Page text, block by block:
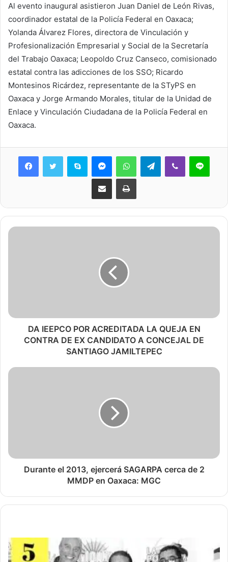
Al evento inaugural asistieron Juan Daniel de León Rivas,
coordinador estatal de la Policía Federal en Oaxaca;
Yolanda Álvarez Flores, directora de Vinculación y
Profesionalización Empresarial y Social de la Secretaría
del Trabajo Oaxaca; Leopoldo Cruz Canseco, comisionado
estatal contra las adicciones de los SSO; Ricardo
Montesinos Ricárdez, representante de la STyPS en
Oaxaca y Jorge Armando Morales, titular de la Unidad de
Enlace y Vinculación Ciudadana de la Policía Federal en
Oaxaca.
Skype MessengerWhatsAppTelegramViber Line
Share via Email Print
DA IEEPCO POR ACREDITADA LA QUEJA EN
CONTRA DE EX CANDIDATO A CONCEJAL DE
SANTIAGO JAMILTEPEC
Durante el 2013, ejercerá SAGARPA cerca de 2
MMDP en Oaxaca: MGC